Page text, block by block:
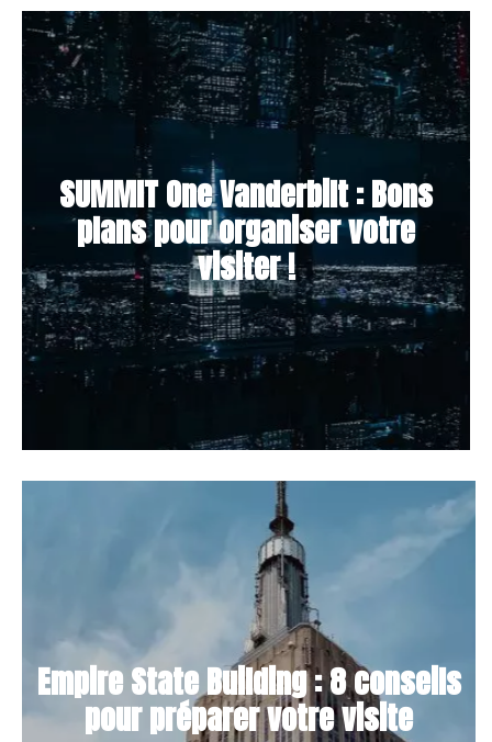
SUMMIT One Vanderbilt : Bons
plans pour organiser votre
visiter !
Empire State Building : 8 conseils
pour préparer votre visite